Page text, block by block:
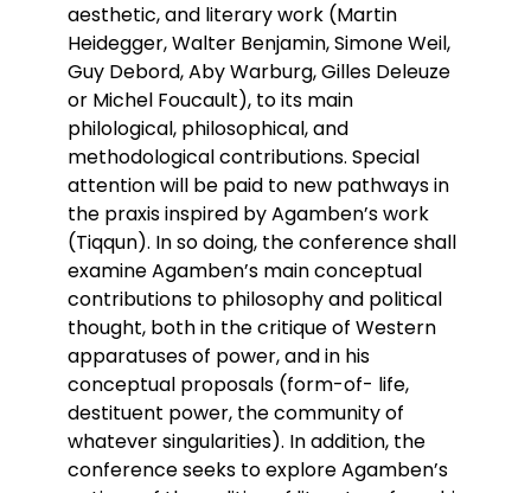
aesthetic, and literary work (Martin
Heidegger, Walter Benjamin, Simone Weil,
Guy Debord, Aby Warburg, Gilles Deleuze
or Michel Foucault), to its main
philological, philosophical, and
methodological contributions. Special
attention will be paid to new pathways in
the praxis inspired by Agamben’s work
(Tiqqun). In so doing, the conference shall
examine Agamben’s main conceptual
contributions to philosophy and political
thought, both in the critique of Western
apparatuses of power, and in his
conceptual proposals (form-of- life,
destituent power, the community of
whatever singularities). In addition, the
conference seeks to explore Agamben’s